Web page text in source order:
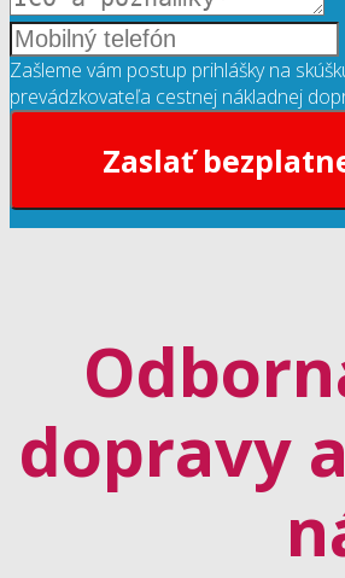
Zašleme vám postup prihlášky na
prevádzkovateľa cestnej nákladnej
Zaslať
dopravy